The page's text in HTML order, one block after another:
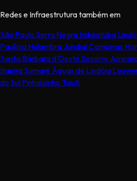
Redes e Infraestrutura também em
São Paulo Serra Negra Indaiatuba
Paulínia Holambra JundiaíCampinas
Santa Bárbara d'Oeste Socorro
Itapira Sumaré Águas de Lindóia
do Sul Pinhalzinho Tuiuti